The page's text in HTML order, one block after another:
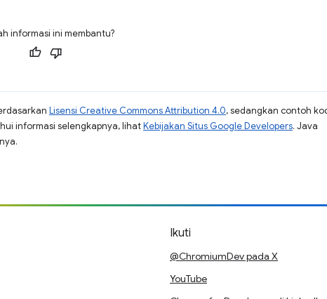
informasi ini membantu?
Lisensi Creative Commons Attribution 4.0, sedangkan contoh
informasi selengkapnya, lihatKebijakan Situs Google Developers. Java
Ikuti
@ChromiumDev pada X
YouTube